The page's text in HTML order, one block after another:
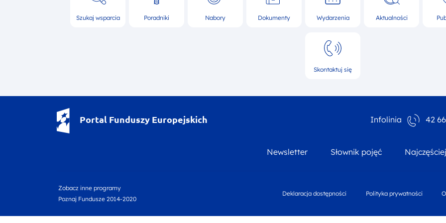
Szukaj wsparcia Poradniki Nabory Dokumenty Wydarzenia Aktualności
Skontaktuj się
Portal Funduszy Europejskich Infolinia 42
Newsletter Słownik pojęć
footer nav second
Zobacz inne programy
Poznaj Fundusze 2014-2020
footer nav third
Deklaracja dostępności Polityka prywatności